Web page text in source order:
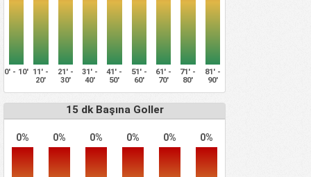
0' - 10' 11' -
20'
21' -
30'
31' -
40'
41' -
50'
51' -
60'
61' -
70'
71' -
80'
81' -
90'
15 dk Başına Goller
0% 0% 0% 0% 0% 0%